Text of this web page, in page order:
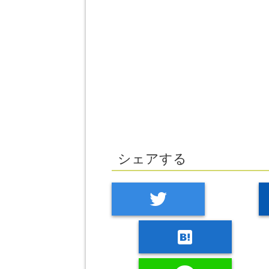
シェアする
twitter
hatenabookmark